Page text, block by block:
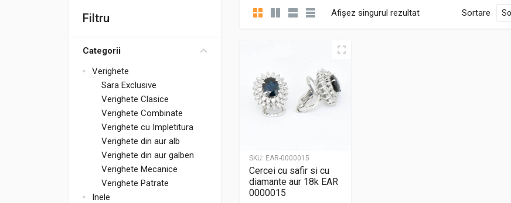
Filtru
Categorii
Verighete
Sara Exclusive
Verighete Clasice
Verighete Combinate
Verighete cu Impletitura
Verighete din aur alb
Verighete din aur galben
Verighete Mecanice
Verighete Patrate
Inele
Afișez singurul rezultat Sortare
SKU: EAR-0000015
Cercei cu safir si cu
diamante aur 18k EAR
0000015